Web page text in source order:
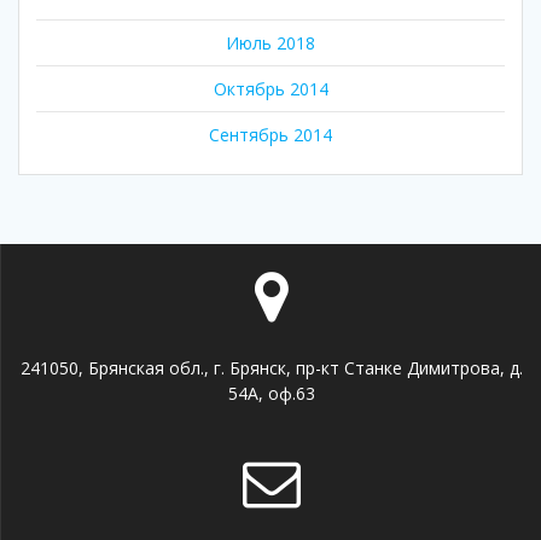
Июль 2018
Октябрь 2014
Сентябрь 2014
241050, Брянская обл., г. Брянск, пр-кт Станке Димитрова, д.
54А, оф.63